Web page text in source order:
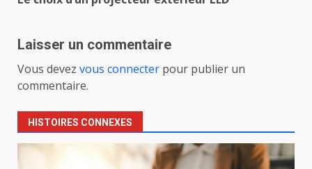
Laisser un commentaire
Vous devez vous connecter pour publier un
commentaire.
HISTOIRES CONNEXES